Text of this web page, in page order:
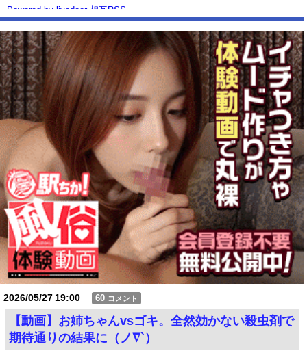
Powered by livedoor 相互RSS
2026/05/2719:00 60 コメント
【動画】お姉ちゃんvsゴキ。全然効かない殺虫剤で
期待通りの結果に（ノ∇`）